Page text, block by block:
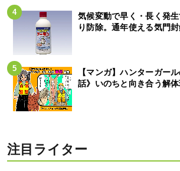
気候変動で早く・長く発
り防除。通年使える気門封
【マンガ】ハンターガー
話》いのちと向き合う解
注目ライター